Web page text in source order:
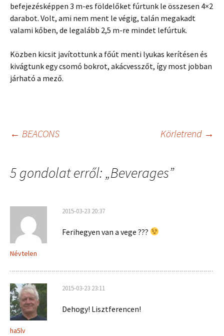
befejezésképpen 3 m-es földelőket fúrtunk le összesen 4×2
darabot. Volt, ami nem ment le végig, talán megakadt
valami kőben, de legalább 2,5 m-re mindet lefúrtuk.
Közben kicsit javítottunk a főút menti lyukas kerítésen és
kivágtunk egy csomó bokrot, akácvesszőt, így most jobban
járható a mező.
Bejegyzés
navigáció
← BEACONS Körletrend →
5 gondolat erről: „Beverages”
Névtelen
2015-03-23 20:37
Ferihegyen van a vege ???
ha5lv
2015-03-23 23:11
Dehogy! Lisztferencen!